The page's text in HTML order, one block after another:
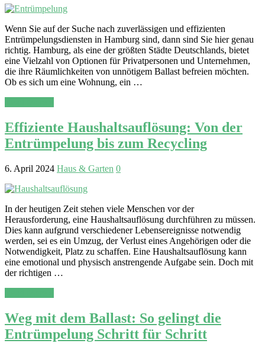
Wenn Sie auf der Suche nach zuverlässigen und effizienten
Entrümpelungsdiensten in Hamburg sind, dann sind Sie hier genau
richtig. Hamburg, als eine der größten Städte Deutschlands, bietet
eine Vielzahl von Optionen für Privatpersonen und Unternehmen,
die ihre Räumlichkeiten von unnötigem Ballast befreien möchten.
Ob es sich um eine Wohnung, ein …
Effiziente Haushaltsauflösung: Von der
Entrümpelung bis zum Recycling
6. April 2024 Haus & Garten 0
In der heutigen Zeit stehen viele Menschen vor der
Herausforderung, eine Haushaltsauflösung durchführen zu müssen.
Dies kann aufgrund verschiedener Lebensereignisse notwendig
werden, sei es ein Umzug, der Verlust eines Angehörigen oder die
Notwendigkeit, Platz zu schaffen. Eine Haushaltsauflösung kann
eine emotional und physisch anstrengende Aufgabe sein. Doch mit
der richtigen …
Weg mit dem Ballast: So gelingt die
Entrümpelung Schritt für Schritt